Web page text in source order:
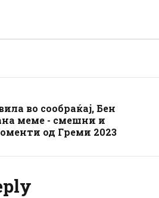
во сообраќај, Бен
меме - смешни и
од Греми 2023